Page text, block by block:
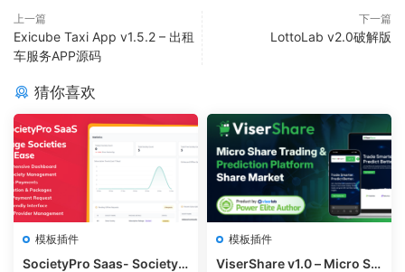
上一篇
Exicube Taxi App v1.5.2 – 出租
车服务APP源码
下一篇
LottoLab v2.0破解版
猜你喜欢
模板插件
SocietyPro Saas- Society
模板插件
ViserShare v1.0 – Micro Sh